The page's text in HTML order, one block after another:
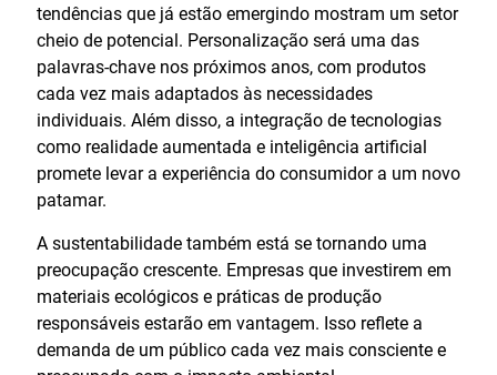
tendências que já estão emergindo mostram um setor
cheio de potencial. Personalização será uma das
palavras-chave nos próximos anos, com produtos
cada vez mais adaptados às necessidades
individuais. Além disso, a integração de tecnologias
como realidade aumentada e inteligência artificial
promete levar a experiência do consumidor a um novo
patamar.
A sustentabilidade também está se tornando uma
preocupação crescente. Empresas que investirem em
materiais ecológicos e práticas de produção
responsáveis estarão em vantagem. Isso reflete a
demanda de um público cada vez mais consciente e